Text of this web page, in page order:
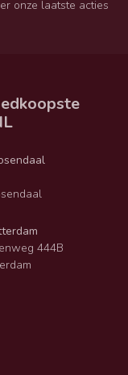
onze laatste acties
444B